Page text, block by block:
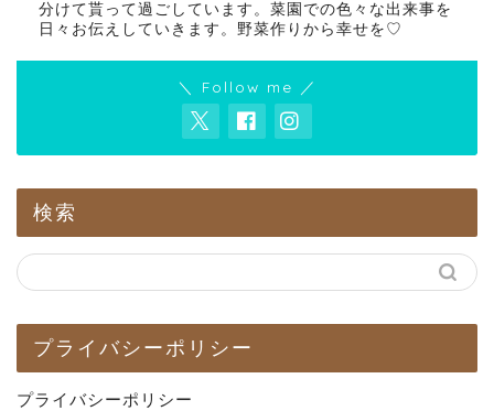
分けて貰って過ごしています。菜園での色々な出来事を
日々お伝えしていきます。野菜作りから幸せを♡
＼ Follow me ／
検索
プライバシーポリシー
プライバシーポリシー